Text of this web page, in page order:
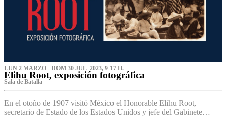
LUN 2 MARZO - DOM 30 JUL 2023, 9-17 H.
Elihu Root, exposición fotográfica
Sala de Batalla
En el otoño de 1907 visitó México el Honorable Elihu Root,
secretario de Estado de los Estados Unidos y jefe del Gabinete…